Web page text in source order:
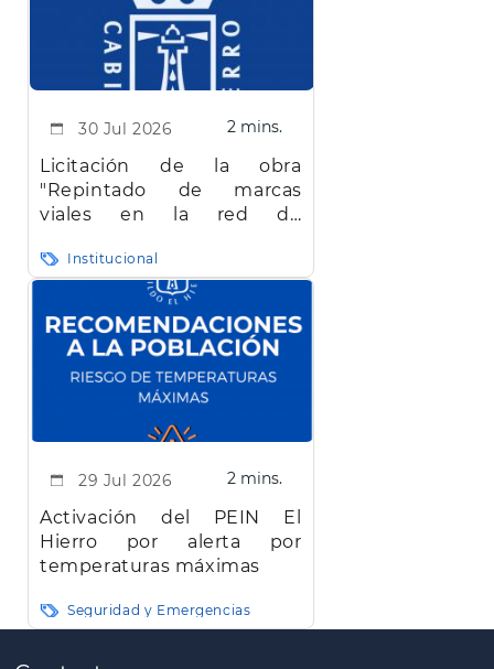
30 Jul 2026 2 mins.
Licitación de la obra
"Repintado de marcas
viales en la red de
Hierro"
Institucional
29 Jul 2026 2 mins.
Activación del PEIN El
Hierro por alerta por
temperaturas máximas
Seguridad y Emergencias
Paginación